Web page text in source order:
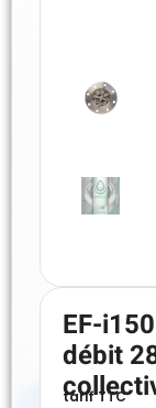
EF-
débit
tarif TTC